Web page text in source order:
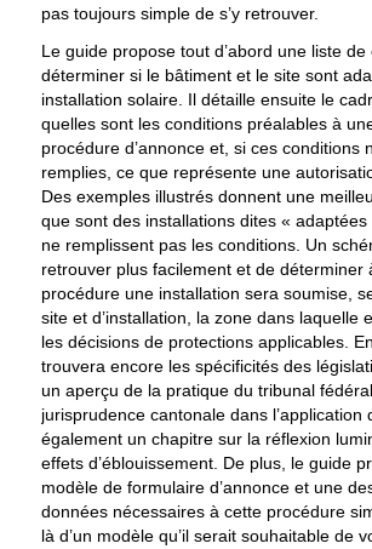
pas toujours simple de s’y retrouver.
Le guide propose tout d’abord une liste
déterminer si le bâtiment et le site sont
installation solaire. Il détaille ensuite le
quelles sont les conditions préalables à
procédure d’annonce et, si ces conditions
remplies, ce que représente une
Des exemples illustrés donnent une
que sont des installations dites «
ne remplissent pas les conditions. Un
retrouver plus facilement et de déterminer
procédure une installation sera soumise,
site et d’installation, la zone dans laquelle
les décisions de protections applicables.
trouvera encore les spécificités des
un aperçu de la pratique du tribunal
jurisprudence cantonale dans l’application
également un chapitre sur la réflexion
effets d’éblouissement. De plus, le guide
modèle de formulaire d’annonce et une
données nécessaires à cette procédure
là d’un modèle qu’il serait souhaitable de